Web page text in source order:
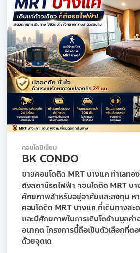
คอนโดมิเนียม
BK CONDO
ขายคอนโดติด MRT บางแค ทำเลทอ
ถึงสถานีรถไฟฟ้า คอนโดติด MRT บา
ศักยภาพสำหรับอยู่อาศัยและลงทุน ห
คอนโดติด MRT บางแค ที่เดินทางสะ
และมีศักยภาพในการเติบโตด้านมูลค่
อนาคต โครงการนี้ถือเป็นตัวเลือกที่ต
ด้วยจุดเด